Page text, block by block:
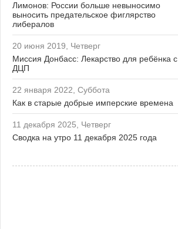
Лимонов: России больше невыносимо
выносить предательское фиглярство
либералов
20 июня 2019, Четверг
Миссия Донбасс: Лекарство для ребёнка с
ДЦП
22 января 2022, Суббота
Как в старые добрые имперские времена
11 декабря 2025, Четверг
Сводка на утро 11 декабря 2025 года